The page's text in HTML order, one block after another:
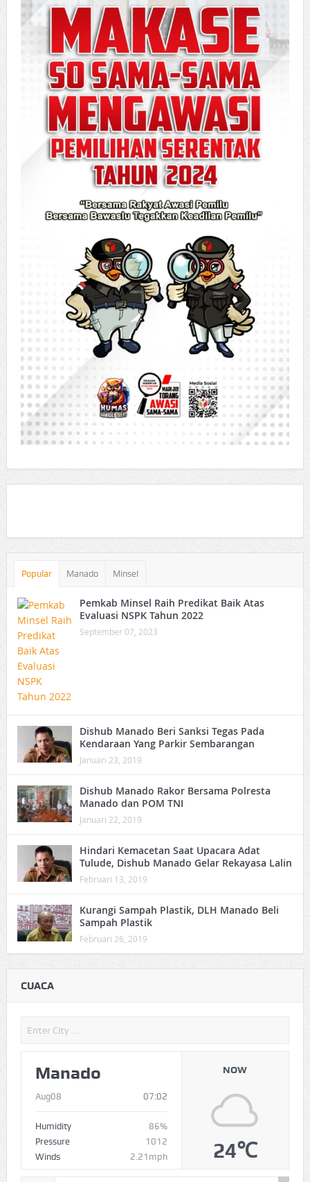
Popular Manado Minsel
Pemkab Minsel Raih Predikat Baik Atas
Evaluasi NSPK Tahun 2022
September 07, 2023
Dishub Manado Beri Sanksi Tegas Pada
Kendaraan Yang Parkir Sembarangan
Januari 23, 2019
Dishub Manado Rakor Bersama Polresta
Manado dan POM TNI
Januari 22, 2019
Hindari Kemacetan Saat Upacara Adat
Tulude, Dishub Manado Gelar Rekayasa Lalin
Februari 13, 2019
Kurangi Sampah Plastik, DLH Manado Beli
Sampah Plastik
Februari 26, 2019
CUACA
Manado
Aug08 07:02
Humidity
86%
Pressure
1012
Winds
2.21mph
NOW
24℃